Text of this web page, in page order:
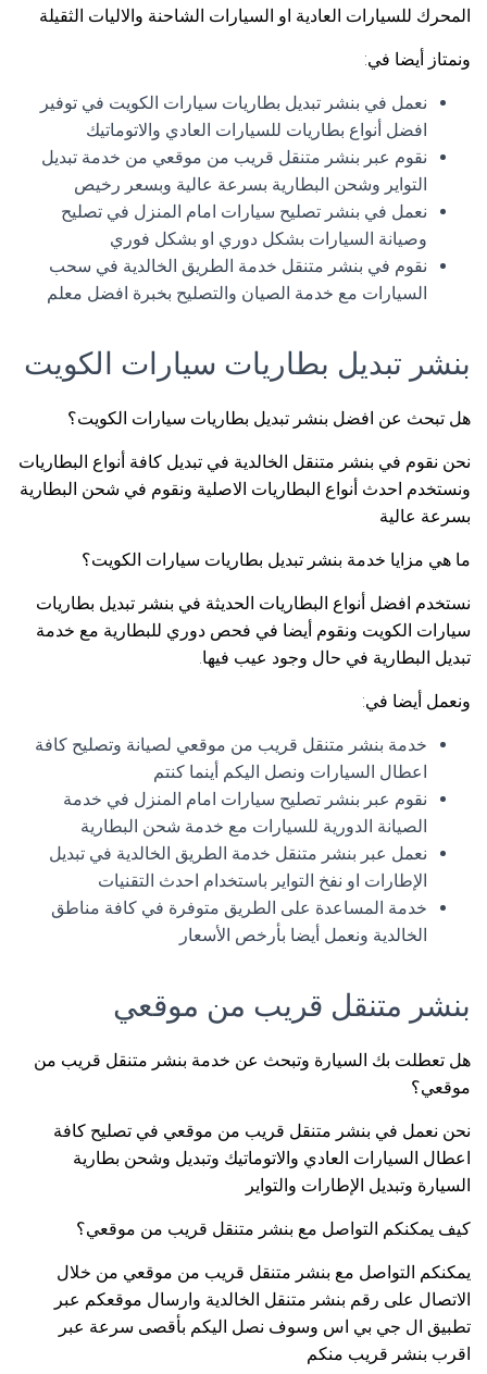
المحرك للسيارات العادية او السيارات الشاحنة والاليات الثقيلة
ونمتاز أيضا في:
نعمل في بنشر تبديل بطاريات سيارات الكويت في توفير
افضل أنواع بطاريات للسيارات العادي والاتوماتيك
نقوم عبر بنشر متنقل قريب من موقعي من خدمة تبديل
التواير وشحن البطارية بسرعة عالية وبسعر رخيص
نعمل في بنشر تصليح سيارات امام المنزل في تصليح
وصيانة السيارات بشكل دوري او بشكل فوري
نقوم في بنشر متنقل خدمة الطريق الخالدية في سحب
السيارات مع خدمة الصيان والتصليح بخبرة افضل معلم
بنشر تبديل بطاريات سيارات الكويت
هل تبحث عن افضل بنشر تبديل بطاريات سيارات الكويت؟
نحن نقوم في بنشر متنقل الخالدية في تبديل كافة أنواع البطاريات
ونستخدم احدث أنواع البطاريات الاصلية ونقوم في شحن البطارية
بسرعة عالية
ما هي مزايا خدمة بنشر تبديل بطاريات سيارات الكويت؟
نستخدم افضل أنواع البطاريات الحديثة في بنشر تبديل بطاريات
سيارات الكويت ونقوم أيضا في فحص دوري للبطارية مع خدمة
تبديل البطارية في حال وجود عيب فيها.
ونعمل أيضا في:
خدمة بنشر متنقل قريب من موقعي لصيانة وتصليح كافة
اعطال السيارات ونصل اليكم أينما كنتم
نقوم عبر بنشر تصليح سيارات امام المنزل في خدمة
الصيانة الدورية للسيارات مع خدمة شحن البطارية
نعمل عبر بنشر متنقل خدمة الطريق الخالدية في تبديل
الإطارات او نفخ التواير باستخدام احدث التقنيات
خدمة المساعدة على الطريق متوفرة في كافة مناطق
الخالدية ونعمل أيضا بأرخص الأسعار
بنشر متنقل قريب من موقعي
هل تعطلت بك السيارة وتبحث عن خدمة بنشر متنقل قريب من
موقعي؟
نحن نعمل في بنشر متنقل قريب من موقعي في تصليح كافة
اعطال السيارات العادي والاتوماتيك وتبديل وشحن بطارية
السيارة وتبديل الإطارات والتواير
كيف يمكنكم التواصل مع بنشر متنقل قريب من موقعي؟
يمكنكم التواصل مع بنشر متنقل قريب من موقعي من خلال
الاتصال على رقم بنشر متنقل الخالدية وارسال موقعكم عبر
تطبيق ال جي بي اس وسوف نصل اليكم بأقصى سرعة عبر
اقرب بنشر قريب منكم